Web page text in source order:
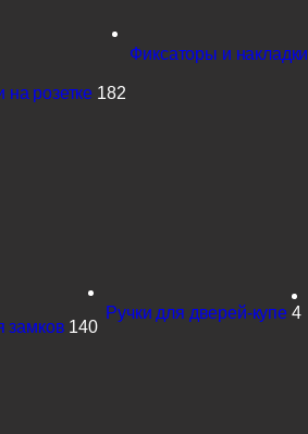
розетке 182
Фиксаторы и накладки
замков 140
Ручки для дверей-купе 4